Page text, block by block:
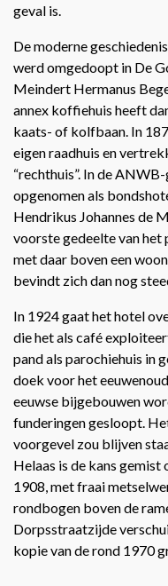
geval is.
De moderne
werd omgedoopt in De
Meindert Hermanus
annex koffiehuis heeft
kaats- of kolfbaan. In
eigen raadhuis en
“rechthuis”. In de
opgenomen als
Hendrikus Johannes de
voorste gedeelte van het
met daar boven een
bevindt zich dan nog
In 1924 gaat het hotel
die het als café
pand als parochiehuis in
doek voor het
eeuwse bijgebouwen
funderingen gesloopt.
voorgevel zou blijven
Helaas is de kans
1908, met fraai
rondbogen boven de
Dorpsstraatzijde
kopie van de rond 1970